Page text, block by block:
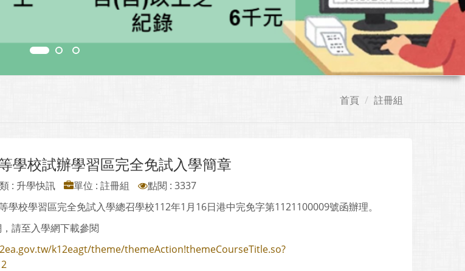
首頁 註冊組
學校試辦學習區完全免試入學簡章
: 升學快訊 單位 : 註冊組
點閱 : 3337
學校學習區完全免試入學總召學校112年1月16日港中完免字第1121100009號函辦理。
請至入學網下載參閱
k12eagt/theme/themeAction!themeCourseTitle.so?